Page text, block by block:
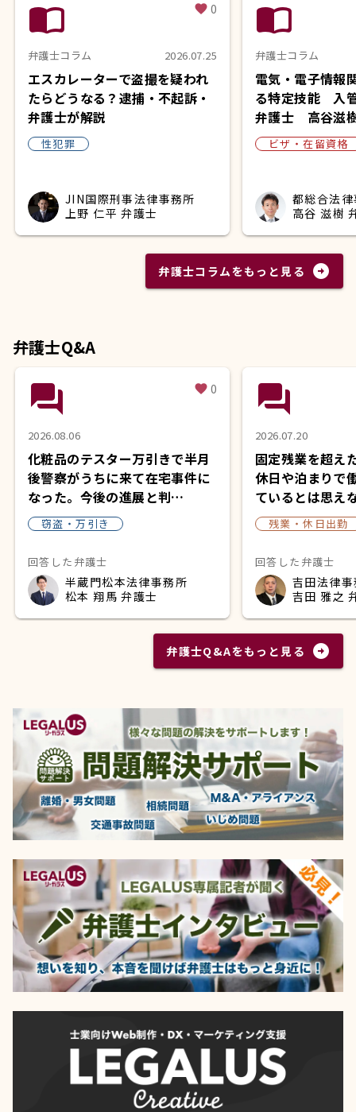
import_contacts favorite 0
弁護士コラム 2026.07.25
エスカレーターで盗撮を疑われ
たらどうなる？逮捕・不起訴・
弁護士が解説
性犯罪
JIN国際刑事法律事務所
上野 仁平 弁護士
import_contacts
弁護士コラム
電気・電子情報
る特定技能 入
弁護士 高谷滋
ビザ・在留資格
都総合法
高谷 滋樹
弁護士コラムをもっと見る arrow_circle_right
弁護士Q&A
question_answer favorite 0
2026.08.06
化粧品のテスター万引きで半月
後警察がうちに来て在宅事件に
なった。今後の進展と判…
窃盗・万引き
回答した弁護士
半蔵門松本法律事務所
松本 翔馬 弁護士
question_answer
2026.07.20
固定残業を超え
休日や泊まりで
ているとは思え
残業・休日出勤
回答した弁護士
吉田法律
吉田 雅之
弁護士Q&Aをもっと見る arrow_circle_right